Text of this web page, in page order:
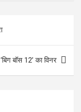
बॉस 12’ का विनर